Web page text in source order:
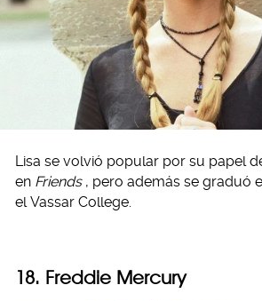
Lisa se volvió popular por su papel
en Friends , pero además se graduó
el Vassar College.
18. Freddie Mercury